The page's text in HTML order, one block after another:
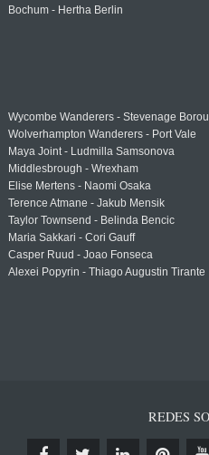
Bochum - Hertha Berlin
Wycombe Wanderers - Stevenage
Wolverhampton Wanderers - Port Vale
Maya Joint - Ludmilla Samsonova
Middlesbrough - Wrexham
Elise Mertens - Naomi Osaka
Terence Atmane - Jakub Mensik
Taylor Townsend - Belinda Bencic
Maria Sakkari - Cori Gauff
Casper Ruud - Joao Fonseca
Alexei Popyrin - Thiago Augustin Tirante
REDES